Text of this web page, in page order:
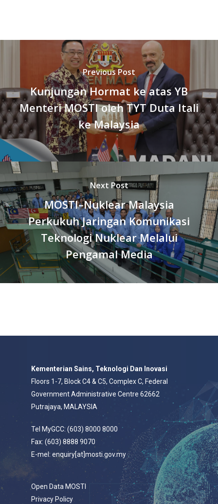
Previous Post
Kunjungan Hormat ke atas YB
Menteri MOSTI oleh TYT Duta Itali
ke Malaysia
Next Post
MOSTI–Nuklear Malaysia
Perkukuh Jaringan Komunikasi
Teknologi Nuklear Melalui
Pengamal Media
Kementerian Sains, Teknologi Dan Inovasi
Floors 1-7, Block C4 & C5, Complex C, Federal
Government Administrative Centre 62662
Putrajaya, MALAYSIA
Tel MyGCC: (603) 8000 8000
Fax: (603) 8888 9070
E-mel: enquiry[at]mosti.gov.my
Open Data MOSTI
Privacy Policy